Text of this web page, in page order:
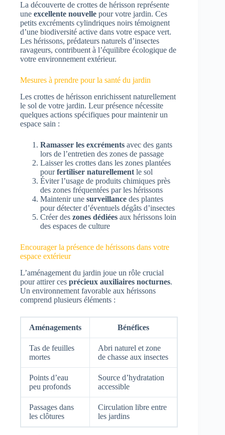
La découverte de crottes de hérisson représente
une excellente nouvelle pour votre jardin. Ces
petits excréments cylindriques noirs témoignent
d’une biodiversité active dans votre espace vert.
Les hérissons, prédateurs naturels d’insectes
ravageurs, contribuent à l’équilibre écologique de
votre environnement extérieur.
Mesures à prendre pour la santé du jardin
Les crottes de hérisson enrichissent naturellement
le sol de votre jardin. Leur présence nécessite
quelques actions spécifiques pour maintenir un
espace sain :
Ramasser les excréments avec des gants
lors de l’entretien des zones de passage
Laisser les crottes dans les zones plantées
pourfertiliser naturellement le sol
Éviter l’usage de produits chimiques près
des zones fréquentées par les hérissons
Maintenir une surveillance des plantes
pour détecter d’éventuels dégâts d’insectes
Créer des zones dédiées aux hérissons loin
des espaces de culture
Encourager la présence de hérissons dans votre
espace extérieur
L’aménagement du jardin joue un rôle crucial
pour attirer ces précieux auxiliaires nocturnes.
Un environnement favorable aux hérissons
comprend plusieurs éléments :
Aménagements Bénéfices
Tas de feuilles
mortes
Abri naturel et zone
de chasse aux insectes
Points d’eau
peu profonds
Source d’hydratation
accessible
Passages dans
les clôtures
Circulation libre entre
les jardins